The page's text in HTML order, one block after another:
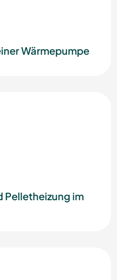
Wärmepumpe
Pelletheizung im